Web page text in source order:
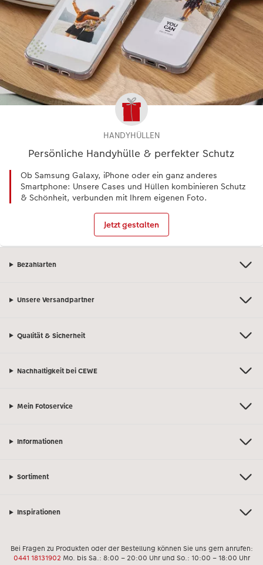
HANDYHÜLLEN
Persönliche Handyhülle & perfekter Schutz
Ob Samsung Galaxy, iPhone oder ein ganz anderes
Smartphone: Unsere Cases und Hüllen kombinieren Schutz
& Schönheit, verbunden mit Ihrem eigenen Foto.
Jetzt gestalten
Bezahlarten
Unsere Versandpartner
Qualität & Sicherheit
Nachhaltigkeit bei CEWE
Mein Fotoservice
Informationen
Sortiment
Inspirationen
Bei Fragen zu Produkten oder der Bestellung können Sie uns gern anrufen:
0441 18131902 Mo. bis Sa.: 8:00 – 20:00 Uhr und So.: 10:00 – 18:00 Uhr